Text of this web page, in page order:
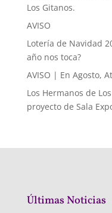
Los Gitanos.
AVISO
Lotería de Navidad
año nos toca?
AVISO | En Agosto,
Los Hermanos de
proyecto de Sala
Últimas Noticias